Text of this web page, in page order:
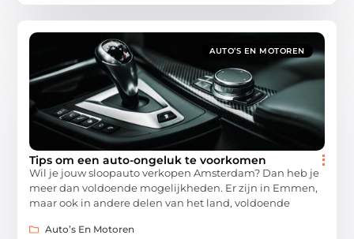
AUTO’S EN MOTOREN
Tips om een auto-ongeluk te voorkomen
Wil je jouw sloopauto verkopen Amsterdam? Dan heb je
meer dan voldoende mogelijkheden. Er zijn in Emmen,
maar ook in andere delen van het land, voldoende
Auto’s En Motoren